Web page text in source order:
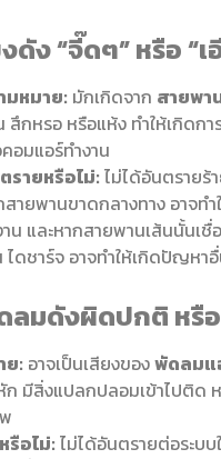
ดัง “จี๊ดๆ” หรือ “
มหมาย: มักเกิดจาก สายพา
สึกหรอ หรือแห้ง ทำให้เกิดก
คอมแอร์ทำงาน
รายหรือไม่: ไม่ได้อันตรายร้
สายพานขาดกลางทาง อาจท
าน และหากสายพานเส้นนั้นเ
ไดชาร์จ อาจทำให้เกิดปัญหา
ลมดังผิดปกติ หรือ
ย: อาจเป็นเสียงของพัดลมแ
มีสิ่งแปลกปลอมเข้าไปติด
รือไม่: ไม่ได้อันตรายต่อระบ